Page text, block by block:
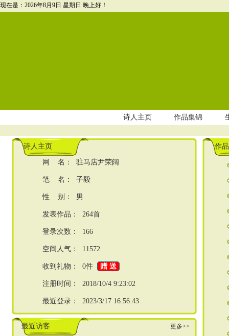
现在是：2026年8月9日 星期日 晚上好！
诗人主页 作品集锦
诗人主页
网 名： 驻马店尹荣阔
笔 名： 子毅
性 别： 男
发表作品： 264首
登录次数： 166
空间人气： 11572
收到礼物： 0件 赠 送
注册时间： 2018/10/4 9:23:02
最近登录： 2023/3/17 16:56:43
最近访客 更多>>
作